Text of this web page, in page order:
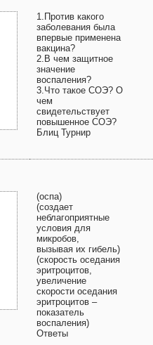
1.Против какого
заболевания была
впервые применена
вакцина?
2.В чем защитное
значение
воспаления?
3.Что такое СОЭ? О
чем
свидетельствует
повышенное СОЭ?
Блиц Турнир
(оспа)
(создает
неблагоприятные
условия для
микробов,
вызывая их гибель)
(скорость оседания
эритроцитов,
увеличение
скорости оседания
эритроцитов –
показатель
воспаления)
Ответы